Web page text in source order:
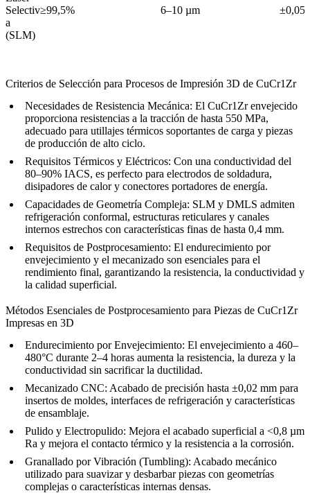
Selectiv
a
(SLM)
≥99,5% 6–10 µm ±0,05
Criterios de Selección para Procesos de Impresión 3D de CuCr1Zr
Necesidades de Resistencia Mecánica: El CuCr1Zr envejecido
proporciona resistencias a la tracción de hasta 550 MPa,
adecuado para utillajes térmicos soportantes de carga y piezas
de producción de alto ciclo.
Requisitos Térmicos y Eléctricos: Con una conductividad del
80–90% IACS, es perfecto para electrodos de soldadura,
disipadores de calor y conectores portadores de energía.
Capacidades de Geometría Compleja: SLM y DMLS admiten
refrigeración conformal, estructuras reticulares y canales
internos estrechos con características finas de hasta 0,4 mm.
Requisitos de Postprocesamiento: El endurecimiento por
envejecimiento y el mecanizado son esenciales para el
rendimiento final, garantizando la resistencia, la conductividad y
la calidad superficial.
Métodos Esenciales de Postprocesamiento para Piezas de CuCr1Zr
Impresas en 3D
Endurecimiento por Envejecimiento: El envejecimiento a 460–
480°C durante 2–4 horas aumenta la resistencia, la dureza y la
conductividad sin sacrificar la ductilidad.
Mecanizado CNC: Acabado de precisión hasta ±0,02 mm para
insertos de moldes, interfaces de refrigeración y características
de ensamblaje.
Pulido y Electropulido: Mejora el acabado superficial a <0,8 µm
Ra y mejora el contacto térmico y la resistencia a la corrosión.
Granallado por Vibración (Tumbling): Acabado mecánico
utilizado para suavizar y desbarbar piezas con geometrías
complejas o características internas densas.